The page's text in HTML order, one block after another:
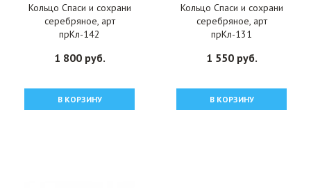
Кольцо Спаси и сохрани
серебряное, арт
прКл-142
1 800 руб.
В КОРЗИНУ
Кольцо Спаси и сохрани
серебряное, арт
прКл-131
1 550 руб.
В КОРЗИНУ